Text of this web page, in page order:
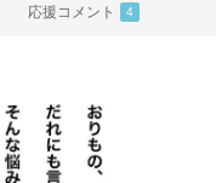
応援コメント 4